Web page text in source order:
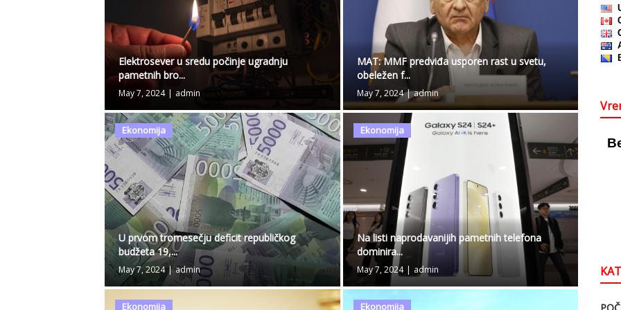
Elektrosever u sredu počinje ugradnju
pametnih bro...
May 7, 2024 | admin
MAT: MMF predviđa usporen rast u svetu,
obeležen f...
May 7, 2024 | admin
Ekonomija
U prvom tromesečju deficit republičkog
budžeta 19,...
May 7, 2024 | admin
Ekonomija
Na listi naprodavanijih pametnih telefona
dominira...
May 7, 2024 | admin
Ekonomija Ekonomija